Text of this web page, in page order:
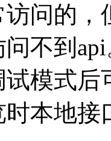
访问的，
问不到
模式后
时本地接